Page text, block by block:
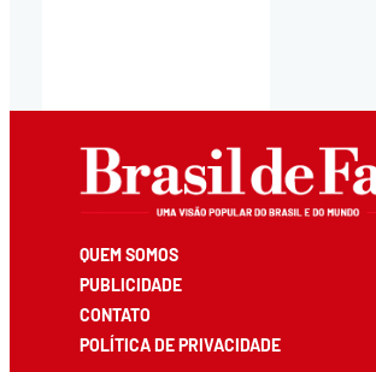
QUEM SOMOS
PUBLICIDADE
CONTATO
POLÍTICA DE PRIVACIDADE